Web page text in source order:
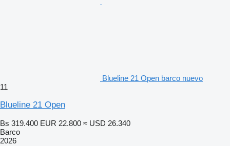
Blueline 21 Open barco nuevo
11
Blueline 21 Open
Bs 319.400 EUR 22.800 ≈ USD 26.340
Barco
2026